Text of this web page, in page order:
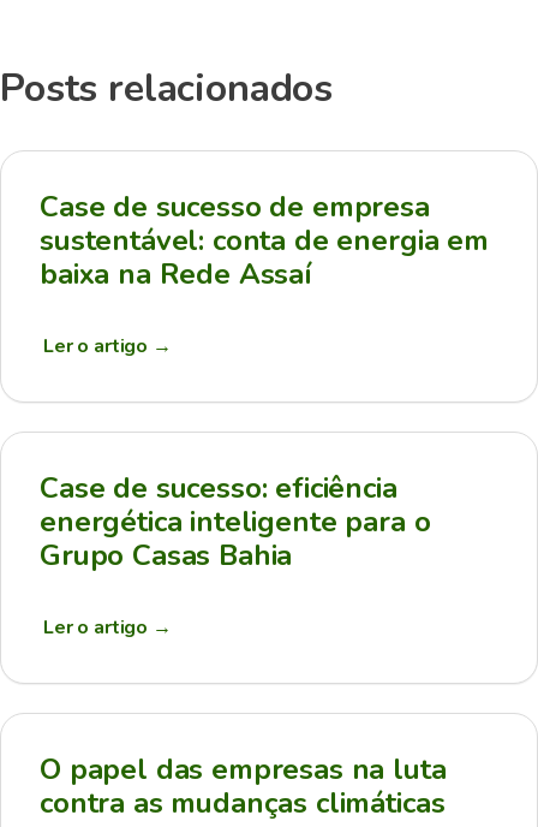
Posts relacionados
Case de sucesso de empresa
sustentável: conta de energia em
baixa na Rede Assaí
Ler o artigo →
Case de sucesso: eficiência
energética inteligente para o
Grupo Casas Bahia
Ler o artigo →
O papel das empresas na luta
contra as mudanças climáticas